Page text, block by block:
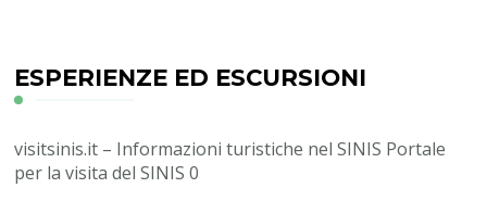
ESPERIENZE ED ESCURSIONI
visitsinis.it – Informazioni turistiche nel SINIS Portale
per la visita del SINIS 0